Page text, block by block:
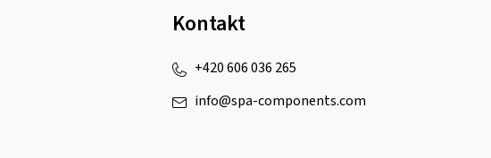
Kontakt
info@spa-components.com
+420 606 036 265